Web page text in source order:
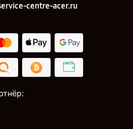
centre-acer.ru